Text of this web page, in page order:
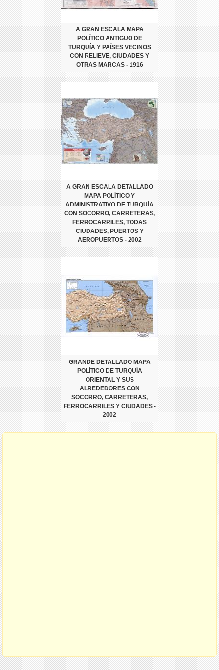
A GRAN ESCALA MAPA
POLÍTICO ANTIGUO DE
TURQUÍA Y PAÍSES VECINOS
CON RELIEVE, CIUDADES Y
OTRAS MARCAS - 1916
A GRAN ESCALA DETALLADO
MAPA POLÍTICO Y
ADMINISTRATIVO DE TURQUÍA
CON SOCORRO, CARRETERAS,
FERROCARRILES, TODAS
CIUDADES, PUERTOS Y
AEROPUERTOS - 2002
GRANDE DETALLADO MAPA
POLÍTICO DE TURQUÍA
ORIENTAL Y SUS
ALREDEDORES CON
SOCORRO, CARRETERAS,
FERROCARRILES Y CIUDADES -
2002